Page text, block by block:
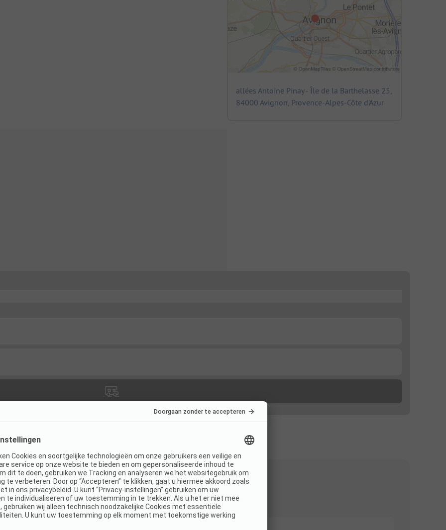
allées Antoine Pinay - Île de la Barthelasse 25,
84000 Avignon, Provence-Alpes-Côte d'Azur
(5)